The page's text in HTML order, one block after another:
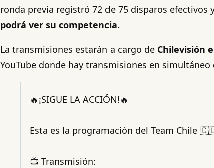
ronda previa registró 72 de 75 disparos
podrá ver su competencia.
La transmisiones estarán a cargo de Chilevisión
YouTube donde hay transmisiones en
🔥¡SIGUE LA ACCIÓN!🔥
Esta es la programación del Team Chile
📺 Transmisión: